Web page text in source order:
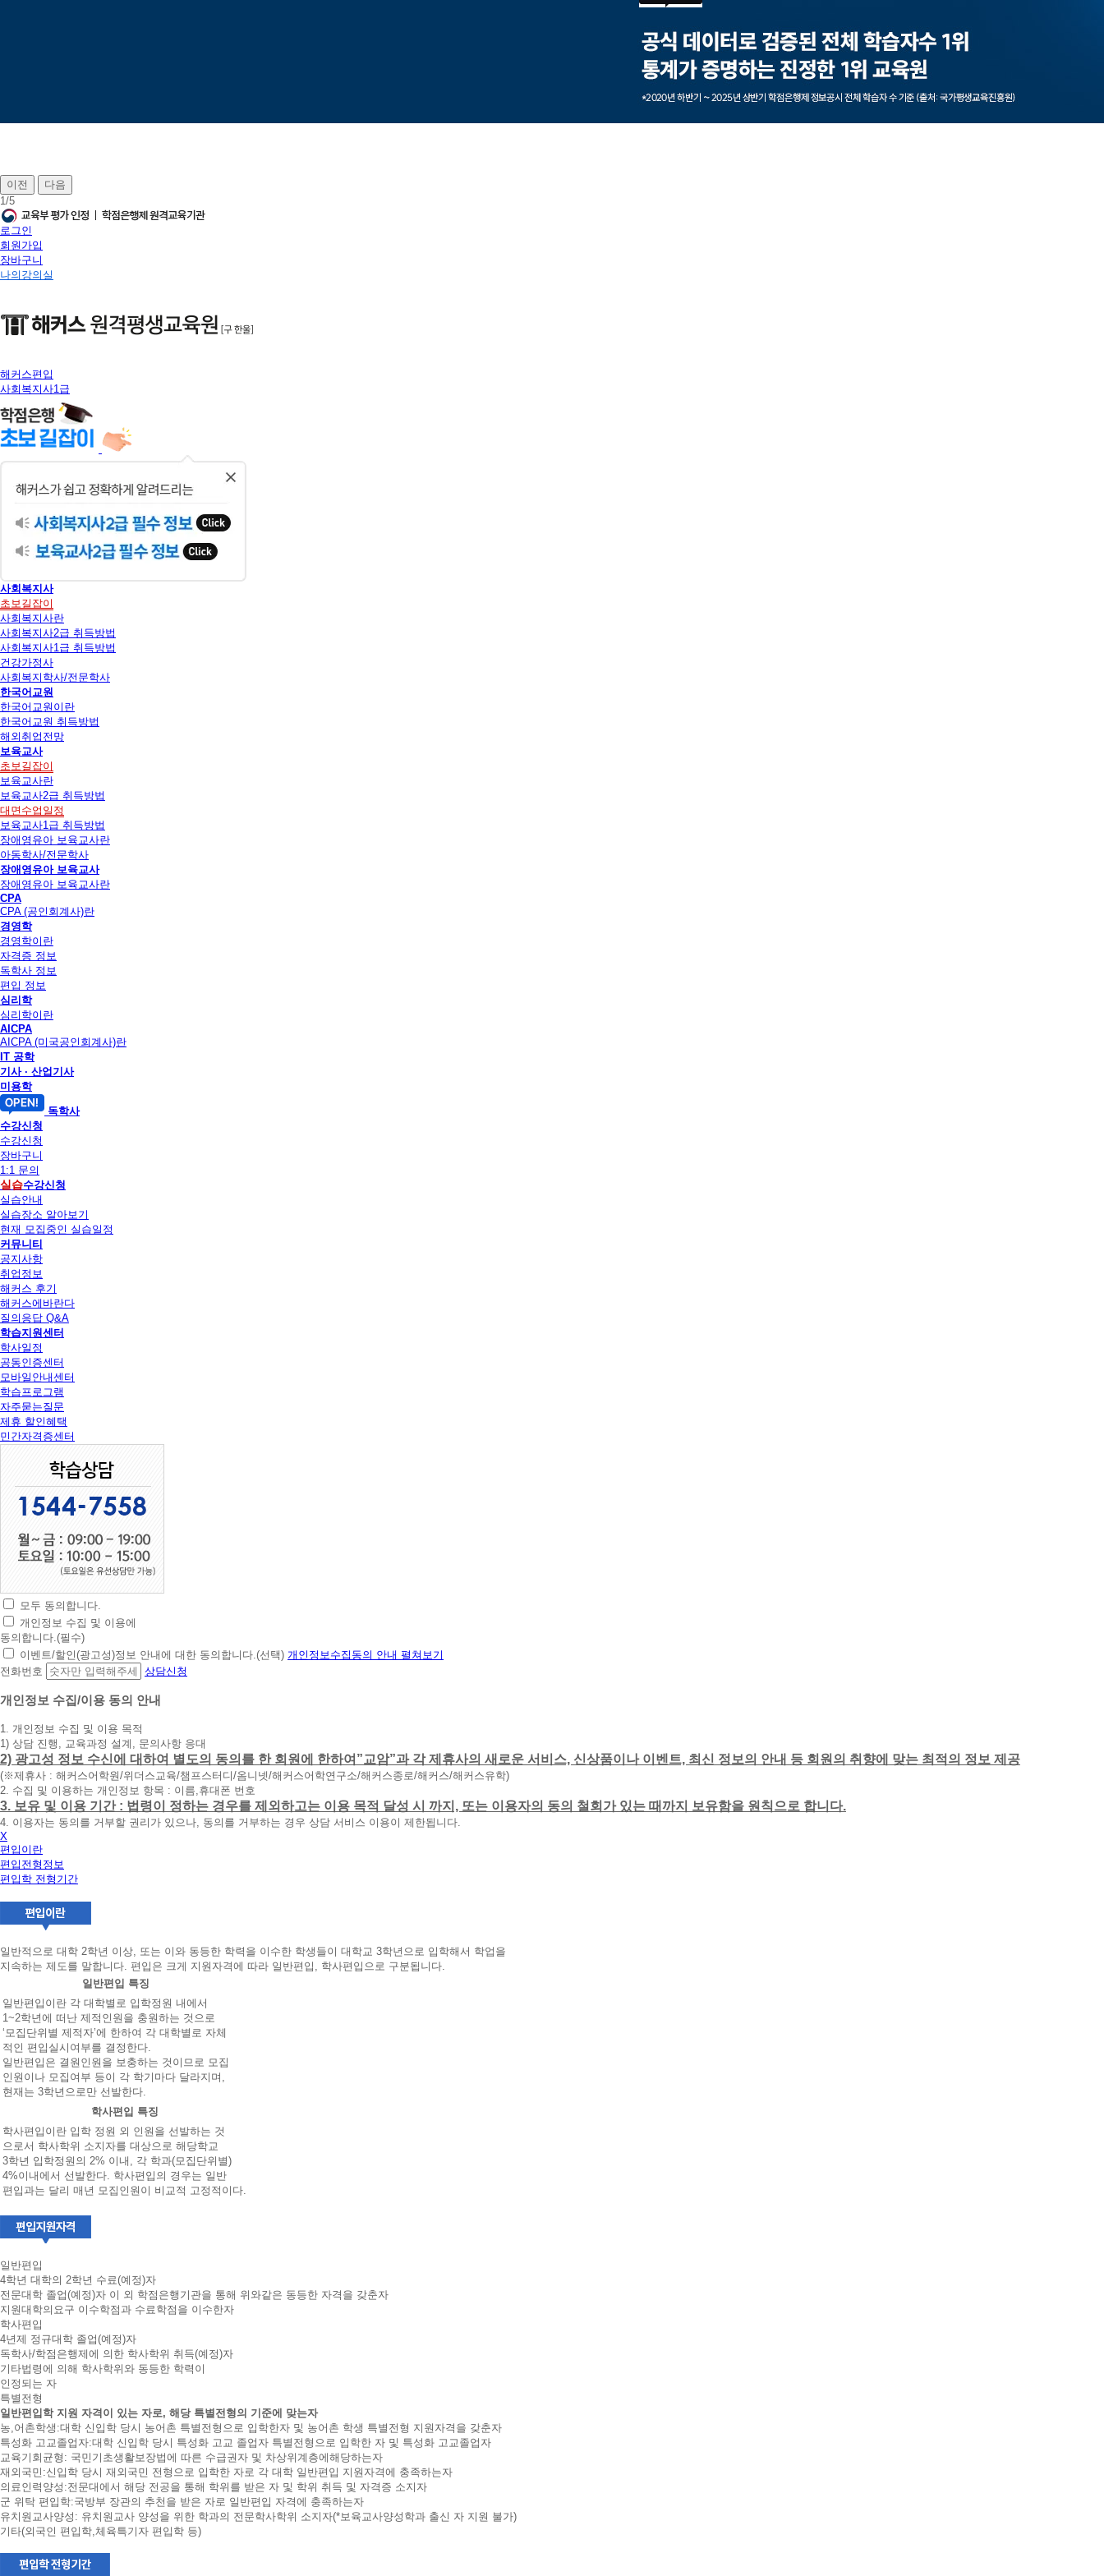
이전
다음
1/5
로그인
회원가입
장바구니
나의강의실
해커스편입
사회복지사1급
사회복지사
초보길잡이
사회복지사란
사회복지사2급 취득방법
사회복지사1급 취득방법
건강가정사
사회복지학사/전문학사
한국어교원
한국어교원이란
한국어교원 취득방법
해외취업전망
보육교사
초보길잡이
보육교사란
보육교사2급 취득방법
대면수업일정
보육교사1급 취득방법
장애영유아 보육교사란
아동학사/전문학사
장애영유아 보육교사
장애영유아 보육교사란
CPA
CPA (공인회계사)란
경영학
경영학이란
자격증 정보
독학사 정보
편입 정보
심리학
심리학이란
AICPA
AICPA (미국공인회계사)란
IT 공학
기사 · 산업기사
미용학
독학사
수강신청
수강신청
장바구니
1:1 문의
실습수강신청
실습안내
실습장소 알아보기
현재 모집중인 실습일정
커뮤니티
공지사항
취업정보
해커스 후기
해커스에바란다
질의응답 Q&A
학습지원센터
학사일정
공동인증센터
모바일안내센터
학습프로그램
자주묻는질문
제휴 할인혜택
민간자격증센터
초
간
편
상
담
청
휴
대
폰
번
호
를
입
력
하
시
면
시
내
에
화
드
리
겠
습
니
다.
모두 동의합니다.
개인정보 수집 및 이용에
동의합니다.(필수)
이벤트/할인(광고성)정보 안내에 대한 동의합니다.(선택) 개인정보수집동의 안내 펼쳐보기
전화번호
상담신청
개인정보 수집/이용 동의 안내
1. 개인정보 수집 및 이용 목적
1) 상담 진행, 교육과정 설계, 문의사항 응대
2) 광고성 정보 수신에 대하여 별도의 동의를 한 회원에 한하여”교암”과 각 제휴사의 새로운 서비스, 신상품이나 이벤트, 최신 정보의 안내 등 회원의 취향에 맞는 최적의 정보 제공
(※제휴사 : 해커스어학원/위더스교육/챔프스터디/옴니넷/해커스어학연구소/해커스종로/해커스/해커스유학)
2. 수집 및 이용하는 개인정보 항목 : 이름,휴대폰 번호
3. 보유 및 이용 기간 : 법령이 정하는 경우를 제외하고는 이용 목적 달성 시 까지, 또는 이용자의 동의 철회가 있는 때까지 보유함을 원칙으로 합니다.
4. 이용자는 동의를 거부할 권리가 있으나, 동의를 거부하는 경우 상담 서비스 이용이 제한됩니다.
X
편입이란
편입전형정보
편입학 전형기간
일반적으로 대학 2학년 이상, 또는 이와 동등한 학력을 이수한 학생들이 대학교 3학년으로 입학해서 학업을
지속하는 제도를 말합니다. 편입은 크게 지원자격에 따라 일반편입, 학사편입으로 구분됩니다.
일반편입 특징
일반편입이란 각 대학별로 입학정원 내에서
1~2학년에 떠난 제적인원을 충원하는 것으로
‘모집단위별 제적자’에 한하여 각 대학별로 자체
적인 편입실시여부를 결정한다.
일반편입은 결원인원을 보충하는 것이므로 모집
인원이나 모집여부 등이 각 학기마다 달라지며,
현재는 3학년으로만 선발한다.
학사편입 특징
학사편입이란 입학 정원 외 인원을 선발하는 것
으로서 학사학위 소지자를 대상으로 해당학교
3학년 입학정원의 2% 이내, 각 학과(모집단위별)
4%이내에서 선발한다. 학사편입의 경우는 일반
편입과는 달리 매년 모집인원이 비교적 고정적이다.
입
형
정
보
일반편입
4학년 대학의 2학년 수료(예정)자
전문대학 졸업(예정)자 이 외 학점은행기관을 통해 위와같은 동등한 자격을 갖춘자
지원대학의요구 이수학점과 수료학점을 이수한자
학사편입
4년제 정규대학 졸업(예정)자
독학사/학점은행제에 의한 학사학위 취득(예정)자
기타법령에 의해 학사학위와 동등한 학력이
인정되는 자
특별전형
일반편입학 지원 자격이 있는 자로, 해당 특별전형의 기준에 맞는자
농,어촌학생:대학 신입학 당시 농어촌 특별전형으로 입학한자 및 농어촌 학생 특별전형 지원자격을 갖춘자
특성화 고교졸업자:대학 신입학 당시 특성화 고교 졸업자 특별전형으로 입학한 자 및 특성화 고교졸업자
교육기회균형: 국민기초생활보장법에 따른 수급권자 및 차상위계층에해당하는자
재외국민:신입학 당시 재외국민 전형으로 입학한 자로 각 대학 일반편입 지원자격에 충족하는자
의료인력양성:전문대에서 해당 전공을 통해 학위를 받은 자 및 학위 취득 및 자격증 소지자
군 위탁 편입학:국방부 장관의 추천을 받은 자로 일반편입 자격에 충족하는자
유치원교사양성: 유치원교사 양성을 위한 학과의 전문학사학위 소지자(*보육교사양성학과 출신 자 지원 불가)
기타(외국인 편입학,체육특기자 편입학 등)